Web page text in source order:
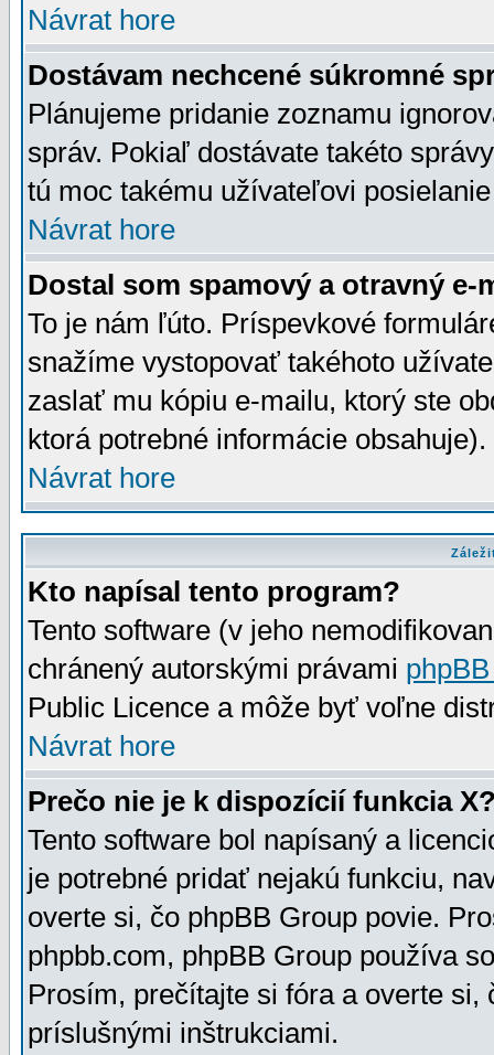
Návrat hore
Dostávam nechcené súkromné
Plánujeme pridanie zoznamu
správ. Pokiaľ dostávate takéto
tú moc takému užívateľovi
Návrat hore
Dostal som spamový a otravný e-
To je nám ľúto. Príspevkové
snažíme vystopovať takéhoto
zaslať mu kópiu e-mailu, ktorý ste
ktorá potrebné informácie
Návrat hore
Kto napísal tento program?
Tento software (v jeho
chránený autorskými právami
Public Licence a môže byť voľne
Návrat hore
Prečo nie je k dispozícií funkcia
Tento software bol napísaný a
je potrebné pridať nejakú funkciu,
overte si, čo phpBB Group povie.
phpbb.com, phpBB Group používa
Prosím, prečítajte si fóra a overte
príslušnými inštrukciami.